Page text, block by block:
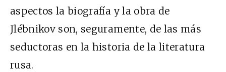
aspectos la biografía y la obra de
Jlébnikov son, seguramente, de las más
seductoras en la historia de la literatura
rusa.